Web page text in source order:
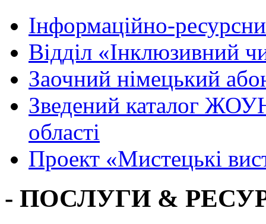
Інформаційно-
Вiддiл «Інклюзивний
Заочний німецький
Зведений каталог
області
Проект «Мистецькі
- ПОСЛУГИ &